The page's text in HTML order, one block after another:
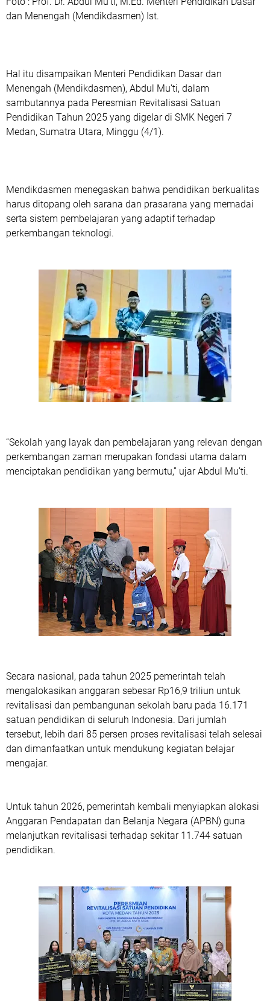
dan Menengah (Mendikdasmen) Ist.
Hal itu disampaikan Menteri Pendidikan Dasar dan
Menengah (Mendikdasmen), Abdul Mu’ti, dalam
sambutannya pada Peresmian Revitalisasi Satuan
Pendidikan Tahun 2025 yang digelar di SMK Negeri 7
Medan, Sumatra Utara, Minggu (4/1).
Mendikdasmen menegaskan bahwa pendidikan berkualitas
harus ditopang oleh sarana dan prasarana yang memadai
serta sistem pembelajaran yang adaptif terhadap
perkembangan teknologi.
“Sekolah yang layak dan pembelajaran yang relevan dengan
perkembangan zaman merupakan fondasi utama dalam
menciptakan pendidikan yang bermutu,” ujar Abdul Mu’ti.
Secara nasional, pada tahun 2025 pemerintah telah
mengalokasikan anggaran sebesar Rp16,9 triliun untuk
revitalisasi dan pembangunan sekolah baru pada 16.171
satuan pendidikan di seluruh Indonesia. Dari jumlah
tersebut, lebih dari 85 persen proses revitalisasi telah selesai
dan dimanfaatkan untuk mendukung kegiatan belajar
mengajar.
Untuk tahun 2026, pemerintah kembali menyiapkan alokasi
Anggaran Pendapatan dan Belanja Negara (APBN) guna
melanjutkan revitalisasi terhadap sekitar 11.744 satuan
pendidikan.